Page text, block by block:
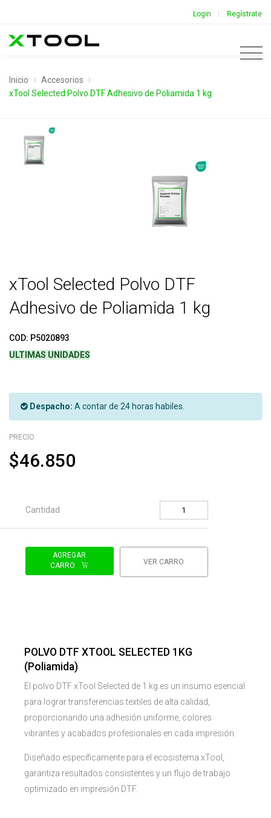
Login | Regístrate
Inicio
Accesorios
xTool Selected Polvo DTF Adhesivo de Poliamida 1 kg
xTool Selected Polvo DTF
Adhesivo de Poliamida 1 kg
COD: P5020893
ULTIMAS UNIDADES
Despacho: A contar de 24 horas habiles.
PRECIO
$46.850
Cantidad
AGREGAR
CARRO
VER CARRO
POLVO DTF XTOOL SELECTED 1KG
(Poliamida)
El polvo DTF xTool Selected de 1 kg es un insumo esencial
para lograr transferencias textiles de alta calidad,
proporcionando una adhesión uniforme, colores
vibrantes y acabados profesionales en cada impresión.
Diseñado específicamente para el ecosistema xTool,
garantiza resultados consistentes y un flujo de trabajo
optimizado en impresión DTF.